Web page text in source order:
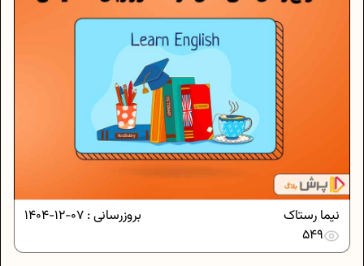
بروزرسانی : 07-12-1404
نیما رستاک
549